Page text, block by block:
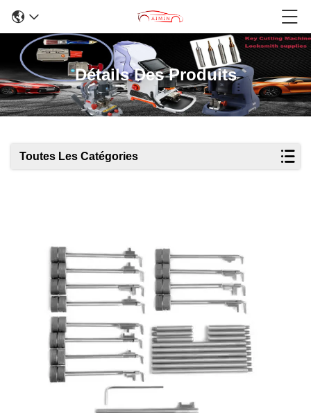
Détails Des Produits
Toutes Les Catégories